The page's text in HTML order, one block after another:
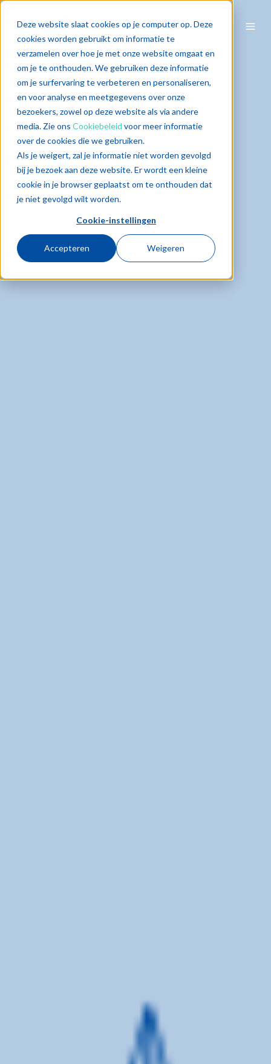
Deze website slaat cookies op je computer op. Deze
cookies worden gebruikt om informatie te
verzamelen over hoe je met onze website omgaat en
om je te onthouden. We gebruiken deze informatie
om je surfervaring te verbeteren en personaliseren,
en voor analyse en meetgegevens over onze
bezoekers, zowel op deze website als via andere
media. Zie ons Cookiebeleid voor meer informatie
over de cookies die we gebruiken.
Als je weigert, zal je informatie niet worden gevolgd
bij je bezoek aan deze website. Er wordt een kleine
cookie in je browser geplaatst om te onthouden dat
je niet gevolgd wilt worden.
Cookie-instellingen
Accepteren Weigeren